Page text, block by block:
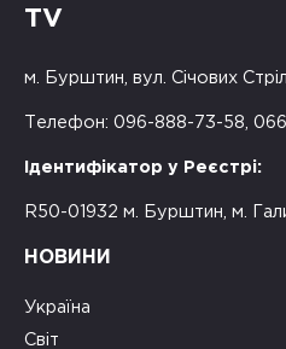
TV
м. Бурштин, вул. Січових
Телефон: 096-888-73-58,
Ідентифікатор у Реєстрі:
R50-01932 м. Бурштин, м.
НОВИНИ
Україна
Світ